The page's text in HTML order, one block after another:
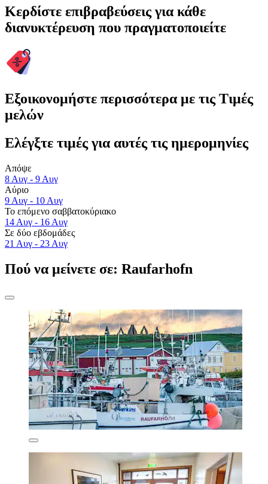
Κερδίστε επιβραβεύσεις για κάθε
διανυκτέρευση που πραγματοποιείτε
Εξοικονομήστε περισσότερα με τις Τιμές
μελών
Ελέγξτε τιμές για αυτές τις ημερομηνίες
Απόψε
8 Αυγ - 9 Αυγ
Αύριο
9 Αυγ - 10 Αυγ
Το επόμενο σαββατοκύριακο
14 Αυγ - 16 Αυγ
Σε δύο εβδομάδες
21 Αυγ - 23 Αυγ
Πού να μείνετε σε: Raufarhofn